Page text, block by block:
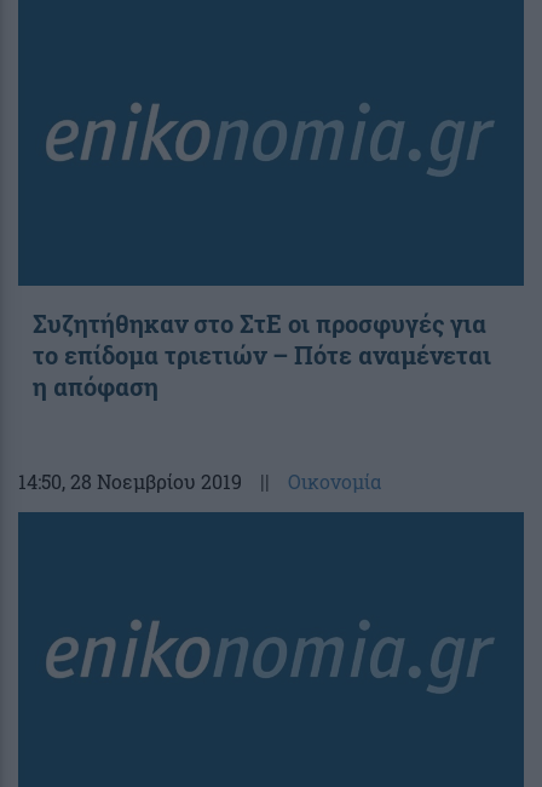
Συζητήθηκαν στο ΣτΕ οι προσφυγές για
το επίδομα τριετιών – Πότε αναμένεται
η απόφαση
14:50, 28 Νοεμβρίου 2019 || Οικονομία